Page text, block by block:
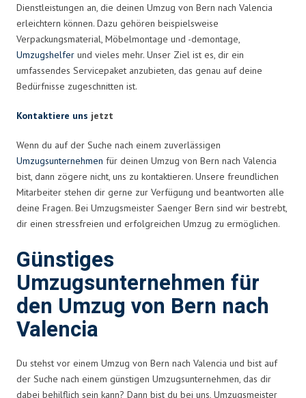
Dienstleistungen an, die deinen Umzug von Bern nach Valencia
erleichtern können. Dazu gehören beispielsweise
Verpackungsmaterial, Möbelmontage und -demontage,
Umzugshelfer und vieles mehr. Unser Ziel ist es, dir ein
umfassendes Servicepaket anzubieten, das genau auf deine
Bedürfnisse zugeschnitten ist.
Kontaktiere uns jetzt
Wenn du auf der Suche nach einem zuverlässigen
Umzugsunternehmen für deinen Umzug von Bern nach Valencia
bist, dann zögere nicht, uns zu kontaktieren. Unsere freundlichen
Mitarbeiter stehen dir gerne zur Verfügung und beantworten alle
deine Fragen. Bei Umzugsmeister Saenger Bern sind wir bestrebt,
dir einen stressfreien und erfolgreichen Umzug zu ermöglichen.
Günstiges
Umzugsunternehmen für
den Umzug von Bern nach
Valencia
Du stehst vor einem Umzug von Bern nach Valencia und bist auf
der Suche nach einem günstigen Umzugsunternehmen, das dir
dabei behilflich sein kann? Dann bist du bei uns, Umzugsmeister